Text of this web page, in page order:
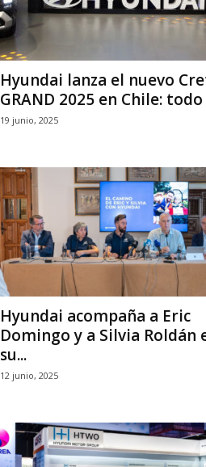
Hyundai lanza el nuevo
GRAND 2025 en Chile: todo
19 junio, 2025
Hyundai acompaña a Eric
Domingo y a Silvia Roldán
su...
12 junio, 2025